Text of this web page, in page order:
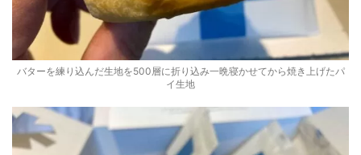
バターを練り込んだ生地を500層に折り込み一晩寝かせてから焼き上げたパ
イ生地